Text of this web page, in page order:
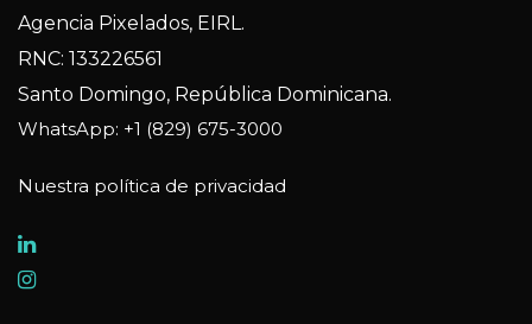
Agencia Pixelados, EIRL.
RNC: 133226561
Santo Domingo, República Dominicana.
WhatsApp: +1 (829) 675-3000
Nuestra política de privacidad